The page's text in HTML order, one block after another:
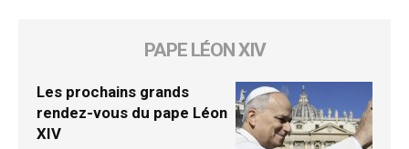
PAPE LÉON XIV
Les prochains grands
rendez-vous du pape Léon
XIV